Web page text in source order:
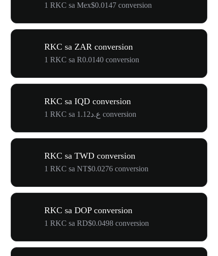
1 RKC sa Mex$0.0147 conversion
RKC sa ZAR conversion
1 RKC sa R0.0140 conversion
RKC sa IQD conversion
1 RKC sa ع.د1.12 conversion
RKC sa TWD conversion
1 RKC sa NT$0.0276 conversion
RKC sa DOP conversion
1 RKC sa RD$0.0498 conversion